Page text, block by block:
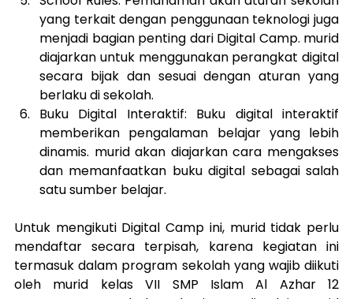
yang terkait dengan penggunaan teknologi juga
menjadi bagian penting dari Digital Camp. murid
diajarkan untuk menggunakan perangkat digital
secara bijak dan sesuai dengan aturan yang
berlaku di sekolah.
Buku Digital Interaktif: Buku digital interaktif
memberikan pengalaman belajar yang lebih
dinamis. murid akan diajarkan cara mengakses
dan memanfaatkan buku digital sebagai salah
satu sumber belajar.
Untuk mengikuti Digital Camp ini, murid tidak perlu
mendaftar secara terpisah, karena kegiatan ini
termasuk dalam program sekolah yang wajib diikuti
oleh murid kelas VII SMP Islam Al Azhar 12